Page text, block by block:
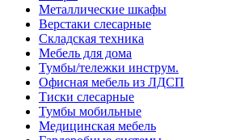
Металлические шкафы
Верстаки слесарные
Складская техника
Мебель для дома
Тумбы/тележки инструм.
Офисная мебель из ЛДСП
Тиски слесарные
Тумбы мобильные
Медицинская мебель